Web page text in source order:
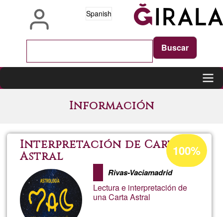
Spanish
navigation
Información
Interpretación de Carta
Astral
Rivas-Vaciamadrid
Lectura e interpretación de
una Carta Astral
Porcentaje
de
aceptación
de
100%